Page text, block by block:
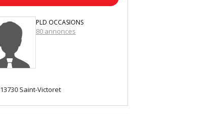
PLD OCCASIONS
80 annonces
13730 Saint-Victoret